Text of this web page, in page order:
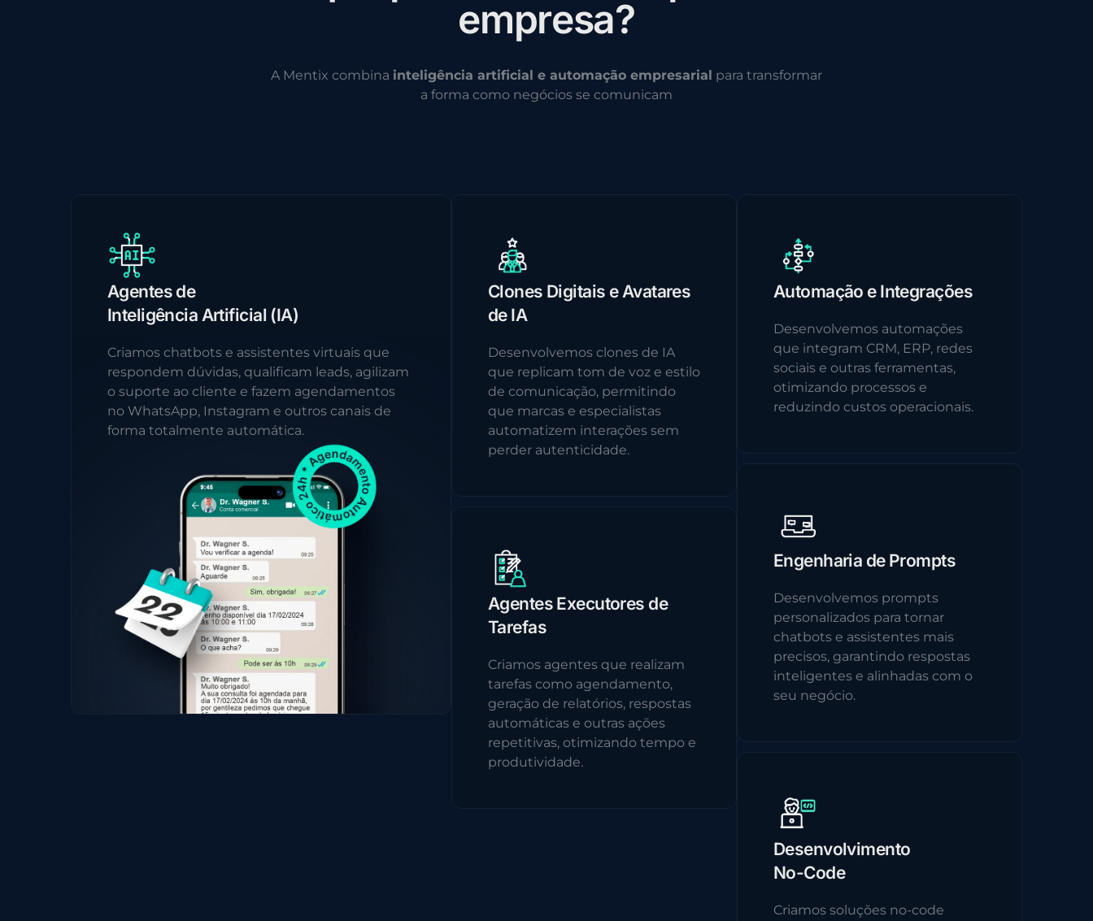
empresa?
A Mentix combina inteligência artificial e automação empresarial para transformar
a forma como negócios se comunicam
Agentes de
Inteligência Artificial (IA)
Criamos chatbots e assistentes virtuais que
respondem dúvidas, qualificam leads, agilizam
o suporte ao cliente e fazem agendamentos
no WhatsApp, Instagram e outros canais de
forma totalmente automática.
Clones Digitais e Avatares
de IA
Desenvolvemos clones de IA
que replicam tom de voz e estilo
de comunicação, permitindo
que marcas e especialistas
automatizem interações sem
perder autenticidade.
Agentes Executores de
Tarefas
Criamos agentes que realizam
tarefas como agendamento,
geração de relatórios, respostas
automáticas e outras ações
repetitivas, otimizando tempo e
produtividade.
Automação e Integrações
Desenvolvemos automações
que integram CRM, ERP, redes
sociais e outras ferramentas,
otimizando processos e
reduzindo custos operacionais.
Engenharia de Prompts
Desenvolvemos prompts
personalizados para tornar
chatbots e assistentes mais
precisos, garantindo respostas
inteligentes e alinhadas com o
seu negócio.
Desenvolvimento
No-Code
Criamos soluções no-code